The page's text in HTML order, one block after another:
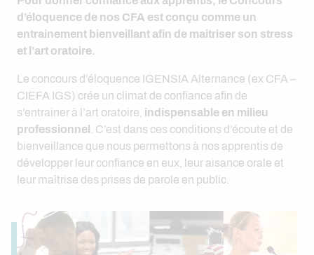
d’éloquence de nos CFA est conçu comme un
entrainement bienveillant afin de maitriser son stress
et l’art oratoire.
Le concours d’éloquence IGENSIA Alternance (ex CFA –
CIEFA IGS) crée un climat de confiance afin de
s’entrainer à l’art oratoire, indispensable en milieu
professionnel
. C’est dans ces conditions d’écoute et de
bienveillance que nous permettons à nos apprentis de
développer leur confiance en eux, leur aisance orale et
leur maîtrise des prises de parole en public.